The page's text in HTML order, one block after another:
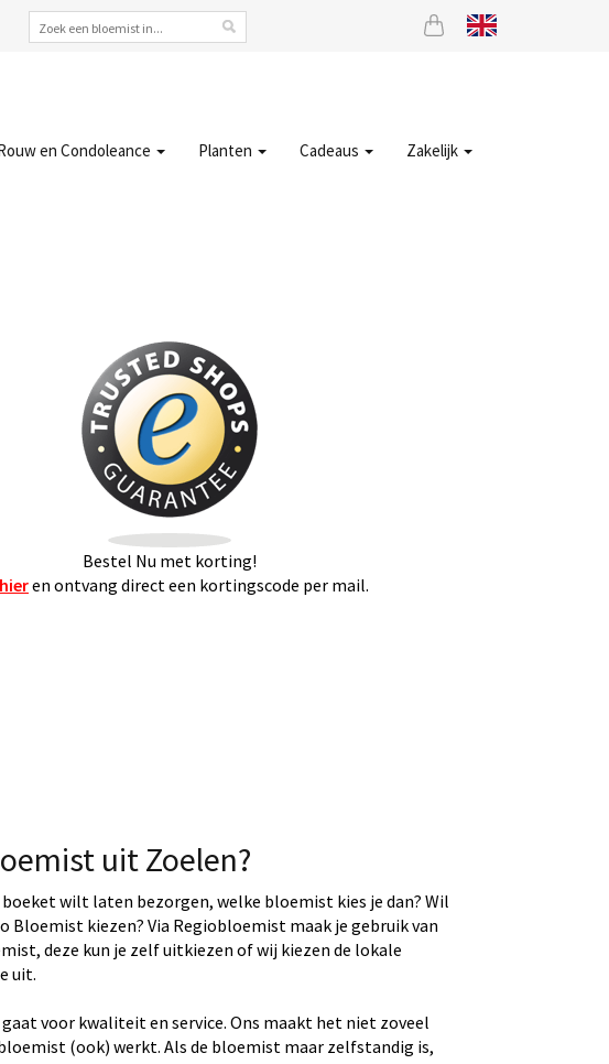
en Condoleance Planten Cadeaus Zakelijk
Bestel Nu met korting!
en ontvang direct een kortingscode per mail.
uit Zoelen?
boeket wilt laten bezorgen, welke bloemist kies je dan? Wil
Bloemist kiezen? Via Regiobloemist maak je gebruik van
deze kun je zelf uitkiezen of wij kiezen de lokale
uit.
voor kwaliteit en service. Ons maakt het niet zoveel
(ook) werkt. Als de bloemist maar zelfstandig is,